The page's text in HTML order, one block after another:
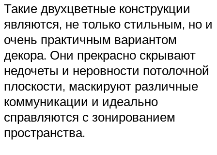
Такие двухцветные конструкции
являются, не только стильным, но и
очень практичным вариантом
декора. Они прекрасно скрывают
недочеты и неровности потолочной
плоскости, маскируют различные
коммуникации и идеально
справляются с зонированием
пространства.